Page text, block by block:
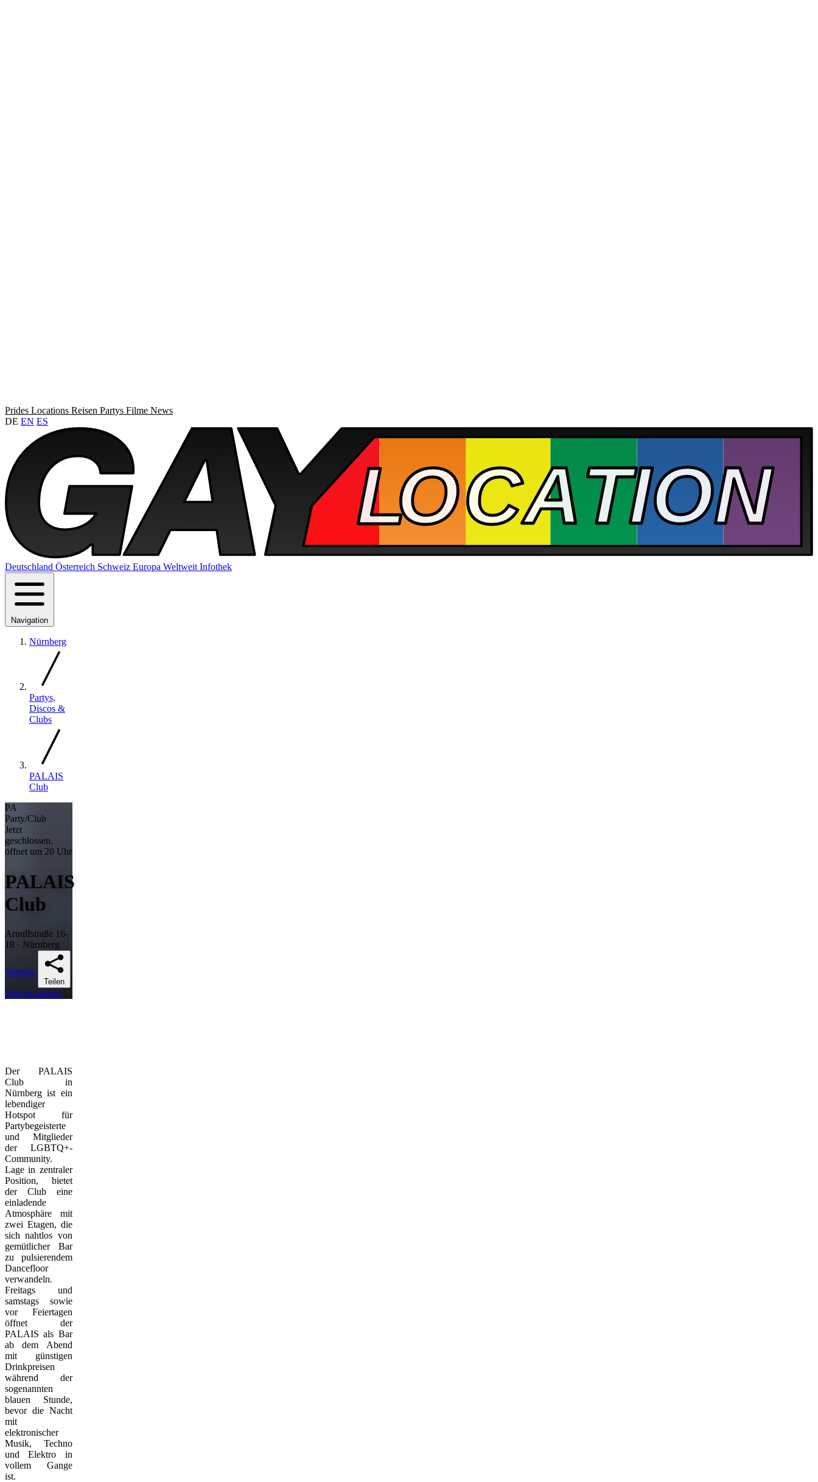
Prides Locations Reisen Partys Filme News
DE EN ES
Deutschland Österreich Schweiz Europa Weltweit Infothek
Navigation
Nürnberg
Partys,
Discos &
Clubs
PALAIS
Club
PA
Party/Club
Jetzt
geschlossen,
öffnet um 20 Uhr
PALAIS
Club
Arnulfstraße 16-
18 · Nürnberg
Website
Teilen
Eintrag ändern
Der PALAIS
Club in
Nürnberg ist ein
lebendiger
Hotspot für
Partybegeisterte
und Mitglieder
der LGBTQ+-
Community.
Lage in zentraler
Position, bietet
der Club eine
einladende
Atmosphäre mit
zwei Etagen, die
sich nahtlos von
gemütlicher Bar
zu pulsierendem
Dancefloor
verwandeln.
Freitags und
samstags sowie
vor Feiertagen
öffnet der
PALAIS als Bar
ab dem Abend
mit günstigen
Drinkpreisen
während der
sogenannten
blauen Stunde,
bevor die Nacht
mit
elektronischer
Musik, Techno
und Elektro in
vollem Gange
ist.